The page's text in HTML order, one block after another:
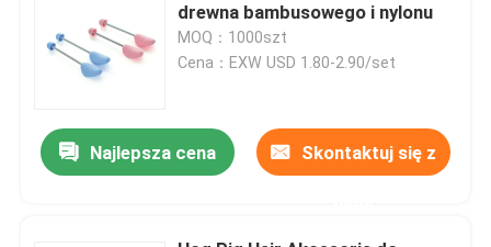
drewna bambusowego i nylonu
MOQ：1000szt
Cena：EXW USD 1.80-2.90/set
Najlepsza cena Skontaktuj się z